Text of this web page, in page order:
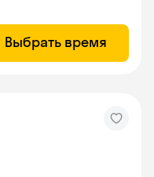
Выбрать время